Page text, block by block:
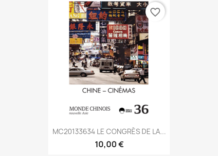
MC20133634 LE CONGRÈS DE LA...
10,00 €
favorite_border